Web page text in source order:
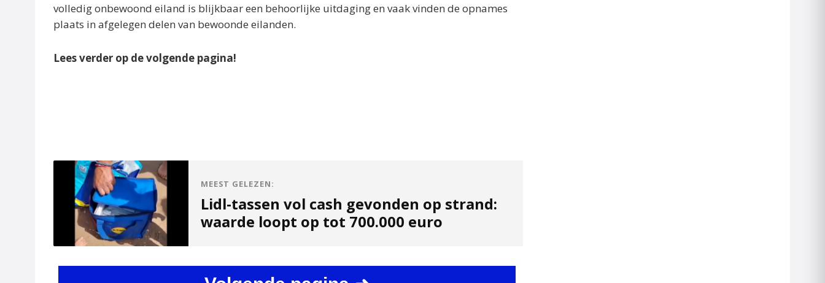
volledig onbewoond eiland is blijkbaar een behoorlijke uitdaging en vaak vinden de opnames
plaats in afgelegen delen van bewoonde eilanden.
Lees verder op de volgende pagina!
MEEST GELEZEN:
Lidl-tassen vol cash gevonden op strand:
waarde loopt op tot 700.000 euro